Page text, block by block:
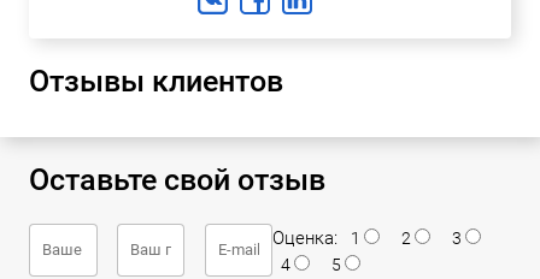
Отзывы клиентов
Оставьте свой отзыв
Оценка: 1 2
3
4
5